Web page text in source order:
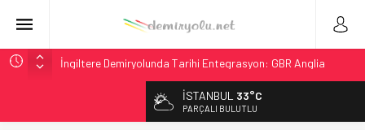
İngiltere Demiryolunda Tarihi Entegrasyon: GBR Anglia
Malezya Havayolları, TGV ile 28 Fransız Şehrine Tek Bilet
ÖBB ve RFI’dan Brenner’da 15 Günlük Bakım: Tren Seferleri
İSTANBUL 33°C
PARÇALI BULUTLU